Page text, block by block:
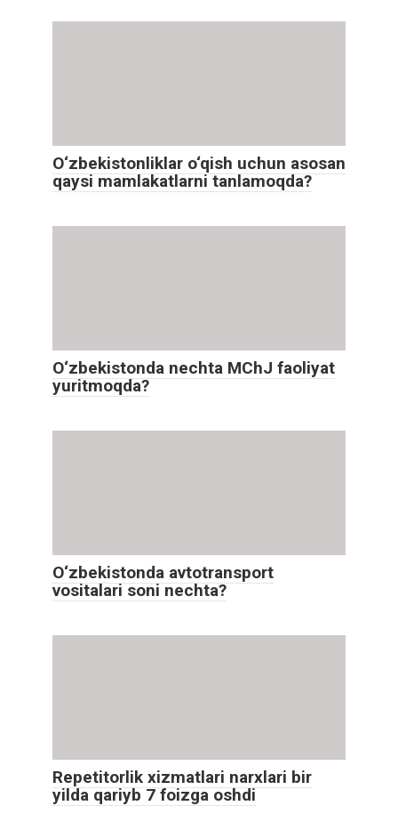
O‘zbekistonliklar o‘qish uchun asosan
qaysi mamlakatlarni tanlamoqda?
O‘zbekistonda nechta MChJ faoliyat
yuritmoqda?
O‘zbekistonda avtotransport
vositalari soni nechta?
Repetitorlik xizmatlari narxlari bir
yilda qariyb 7 foizga oshdi